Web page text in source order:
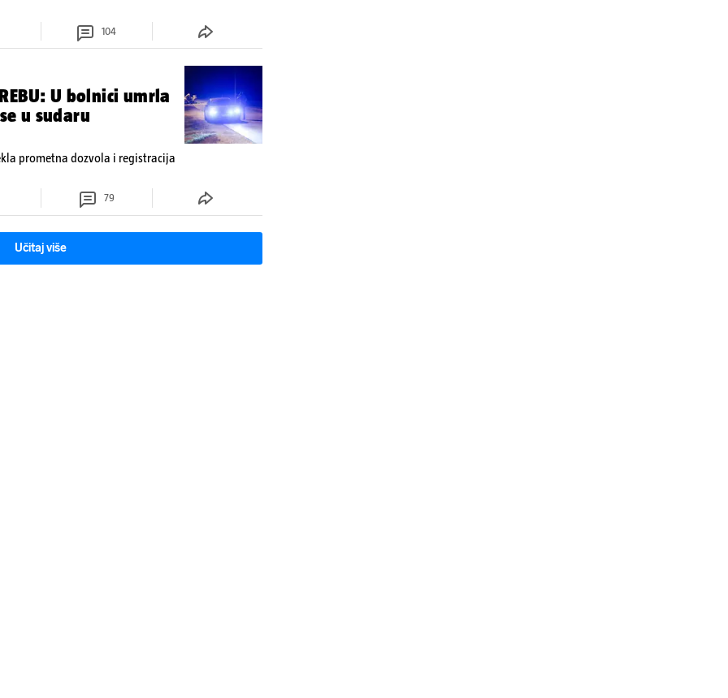
104
U bolnici umrla
u sudaru
prometna dozvola i registracija
79
Učitaj više